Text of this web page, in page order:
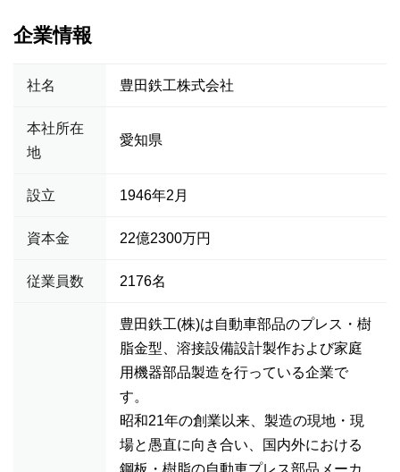
企業情報
社名 豊田鉄工株式会社
本社所在
地
愛知県
設立 1946年2月
資本金 22億2300万円
従業員数 2176名
豊田鉄工(株)は自動車部品のプレス・樹
脂金型、溶接設備設計製作および家庭
用機器部品製造を行っている企業で
す。
昭和21年の創業以来、製造の現地・現
場と愚直に向き合い、国内外における
鋼板・樹脂の自動車プレス部品メーカ